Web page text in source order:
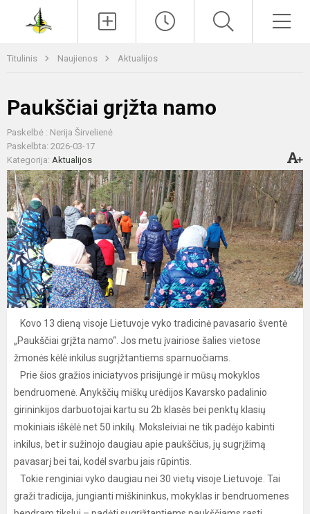
Titulinis Naujienos Aktualijos
Paukščiai grįžta namo
Paskelbė : Nerija Širvelienė
Paskelbta: 2026-03-17
Kategorija: Aktualijos
Kovo 13 dieną visoje Lietuvoje vyko tradicinė pavasario šventė
„Paukščiai grįžta namo“. Jos metu įvairiose šalies vietose
žmonės kėlė inkilus sugrįžtantiems sparnuočiams.
Prie šios gražios iniciatyvos prisijungė ir mūsų mokyklos
bendruomenė. Anykščių miškų urėdijos Kavarsko padalinio
girininkijos darbuotojai kartu su 2b klasės bei penktų klasių
mokiniais iškėlė net 50 inkilų. Moksleiviai ne tik padėjo kabinti
inkilus, bet ir sužinojo daugiau apie paukščius, jų sugrįžimą
pavasarį bei tai, kodėl svarbu jais rūpintis.
Tokie renginiai vyko daugiau nei 30 vietų visoje Lietuvoje. Tai
graži tradicija, jungianti miškininkus, mokyklas ir bendruomenes